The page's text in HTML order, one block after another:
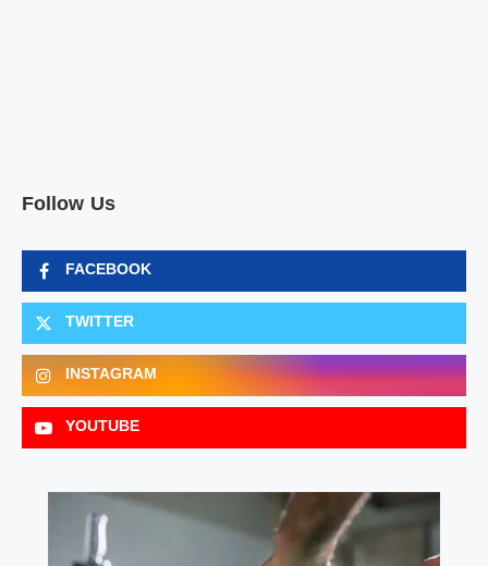
Follow Us
FACEBOOK
TWITTER
INSTAGRAM
YOUTUBE